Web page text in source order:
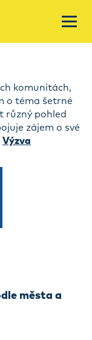
komunitách,
o téma šetrné
různý pohled
zájem o své
Výzva
města a